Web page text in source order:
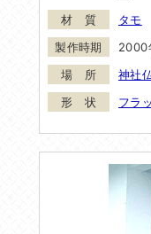
タモ
2000
神社
フラ